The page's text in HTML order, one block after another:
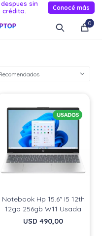
sin
crédito.
Conocé más
0
Notebook Hp 15.6" I5 12th
12gb 256gb W11 Usada
USD 490,00
MI CUENTA